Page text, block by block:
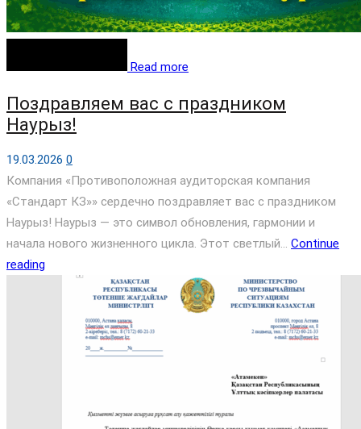
Read more
Поздравляем вас с праздником
Наурыз!
19.03.2026 0
Компания «Противоположная аудиторская компания
«Стандарт КЗ»» сердечно поздравляет вас с праздником
Наурыз! Наурыз — это символ обновления, гармонии и
начала нового жизненного цикла. Этот светлый... Continue
reading